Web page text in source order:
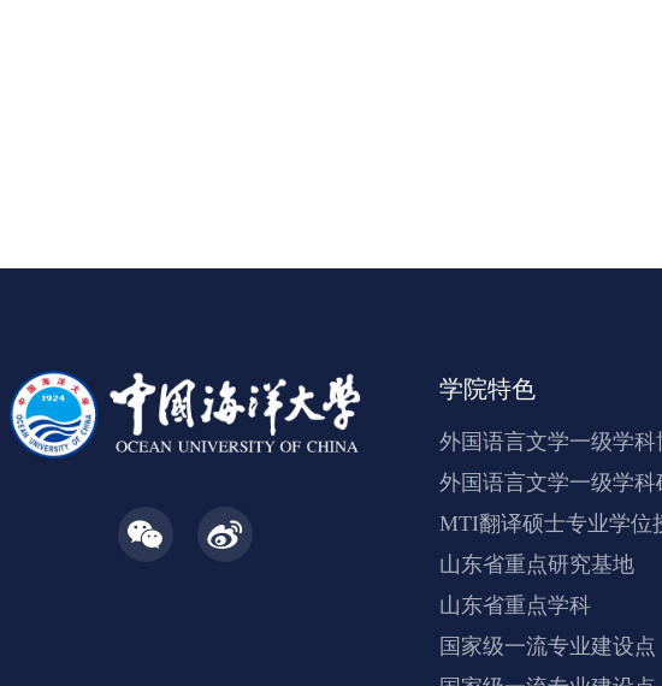
国语言学理论和应用研究，在二
学院特色
外国语言文学一级学科
外国语言文学一级学科
MTI翻译硕士专业学位
山东省重点研究基地
山东省重点学科
国家级一流专业建设